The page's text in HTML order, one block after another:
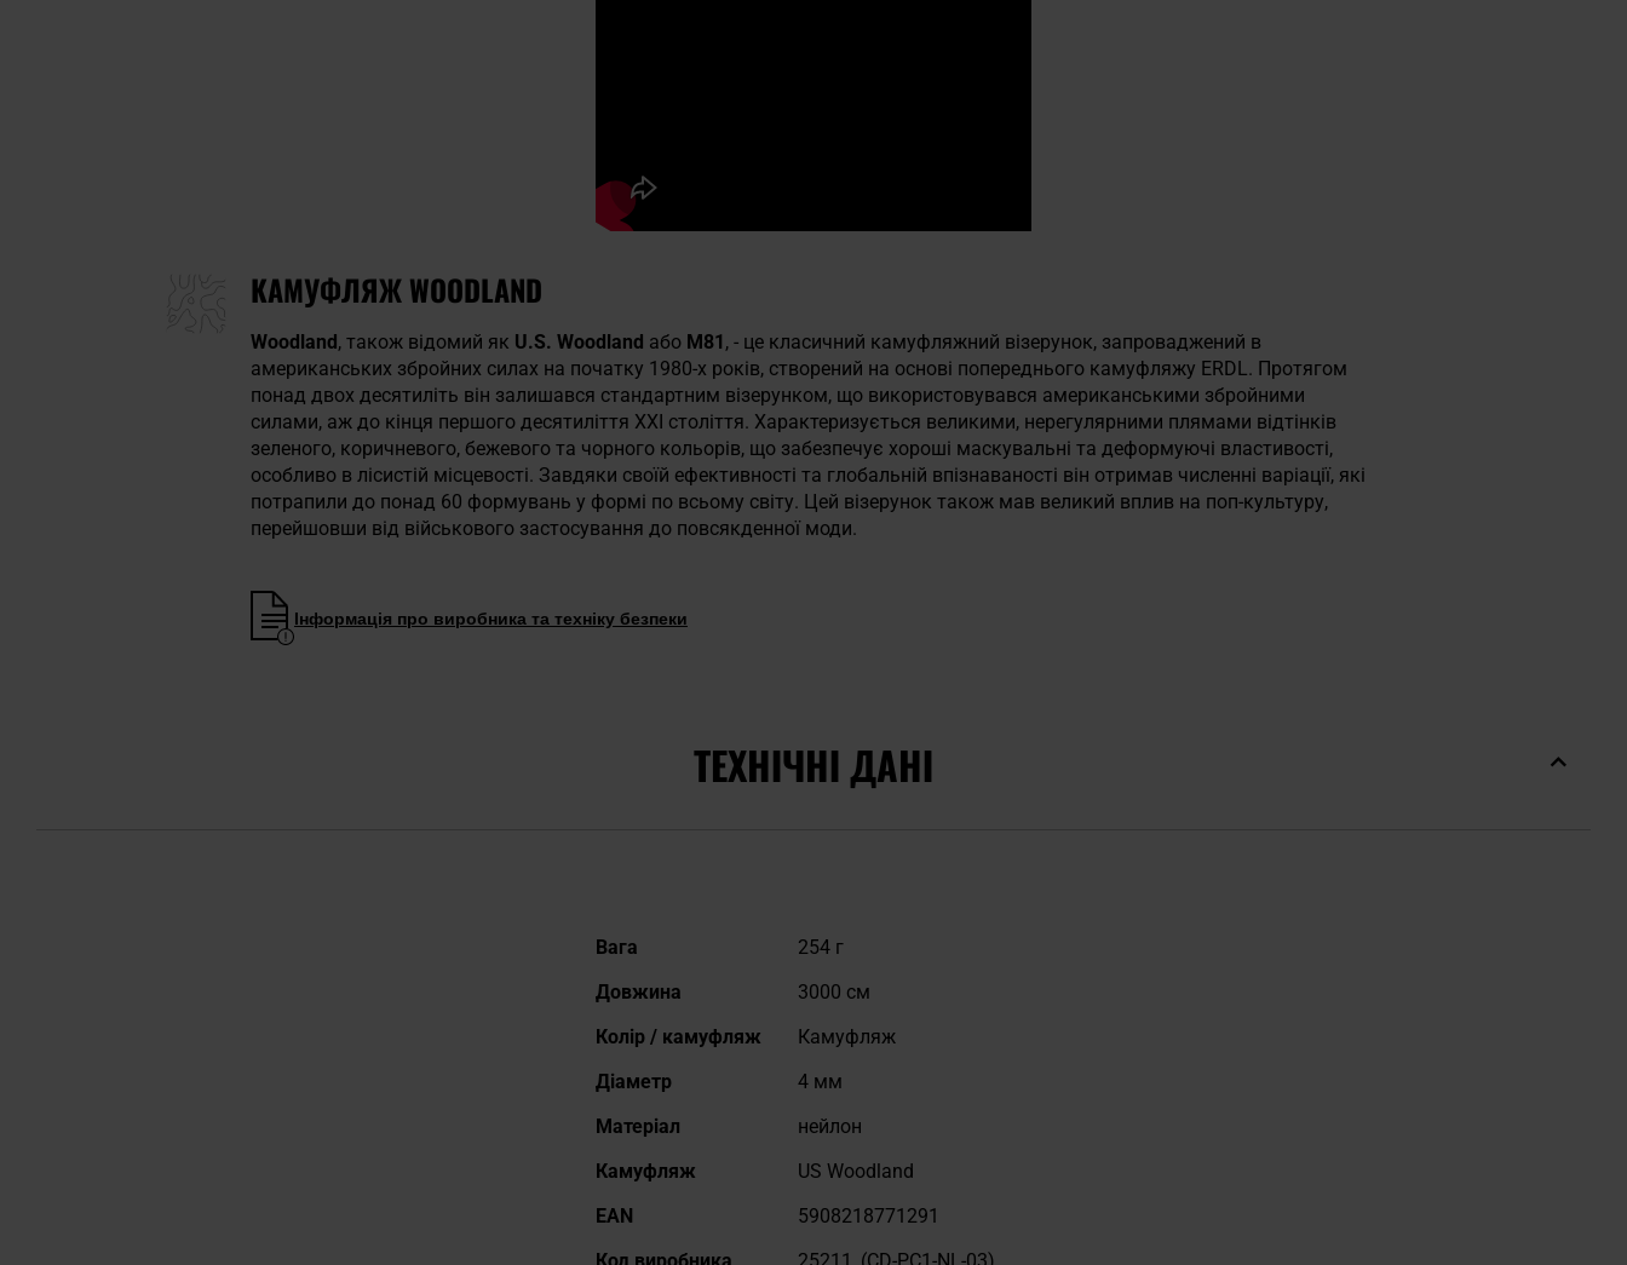
КАМУФЛЯЖ WOODLAND
Woodland, також відомий як U.S. Woodland або M81 , - це класичний камуфляжний візерунок, запроваджений в
американських збройних силах на початку 1980-х років, створений на основі попереднього камуфляжу ERDL. Протягом
понад двох десятиліть він залишався стандартним візерунком, що використовувався американськими збройними
силами, аж до кінця першого десятиліття XXI століття. Характеризується великими, нерегулярними плямами відтінків
зеленого, коричневого, бежевого та чорного кольорів, що забезпечує хороші маскувальні та деформуючі властивості,
особливо в лісистій місцевості. Завдяки своїй ефективності та глобальній впізнаваності він отримав численні варіації, які
потрапили до понад 60 формувань у формі по всьому світу. Цей візерунок також мав великий вплив на поп-культуру,
перейшовши від військового застосування до повсякденної моди.
Інформація про виробника та техніку безпеки
ТЕХНІЧНІ ДАНІ
Докладніше
Вага
254 г
Довжина
3000 см
Колір / камуфляж
Камуфляж
Діаметр
4 мм
Матеріал
нейлон
Камуфляж
US Woodland
EAN
5908218771291